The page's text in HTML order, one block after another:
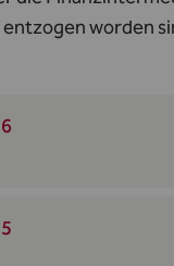
worden